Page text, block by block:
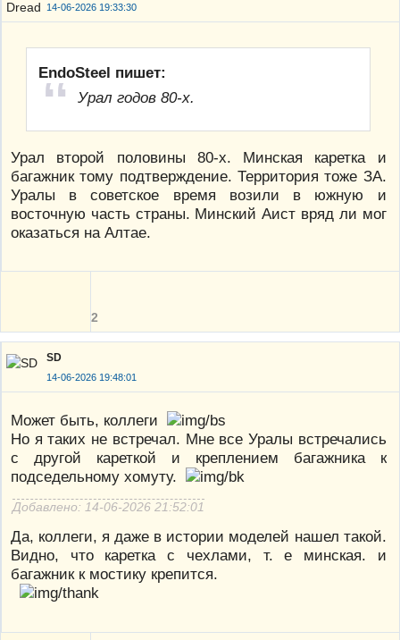
14-06-2026 19:33:30
EndoSteel пишет:
Урал годов 80-х.
Урал второй половины 80-х. Минская каретка и
багажник тому подтверждение. Территория тоже ЗА.
Уралы в советское время возили в южную и
восточную часть страны. Минский Аист вряд ли мог
оказаться на Алтае.
2
SD
14-06-2026 19:48:01
Может быть, коллеги
Но я таких не встречал. Мне все Уралы встречались
с другой кареткой и креплением багажника к
подседельному хомуту.
Добавлено: 14-06-2026 21:52:01
Да, коллеги, я даже в истории моделей нашел такой.
Видно, что каретка с чехлами, т. е минская. и
багажник к мостику крепится.